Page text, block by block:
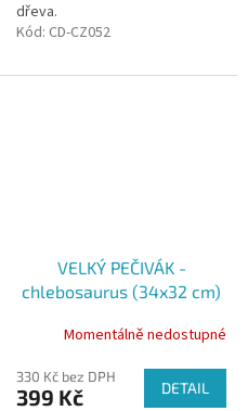
dřeva.
Kód: CD-CZ052
VELKÝ PEČIVÁK -
chlebosaurus (34x32 cm)
Momentálně nedostupné
330 Kč bez DPH
399 Kč DETAIL